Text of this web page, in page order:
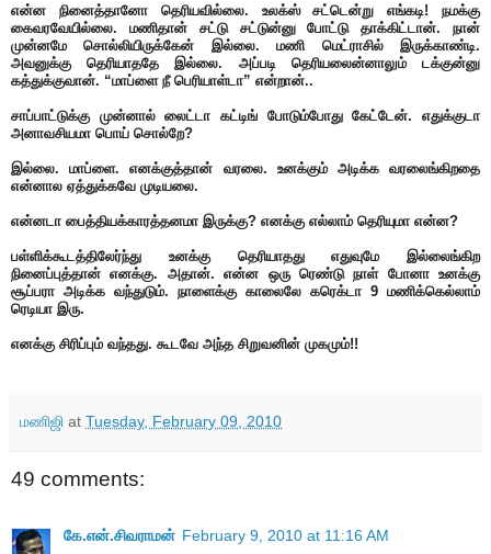
என்ன நினைத்தானோ தெரியவில்லை. உலக்ஸ் சட்டென்று எங்கடி! நமக்கு
கைவரவேயில்லை. மணிதான் சட்டு சட்டுன்னு போட்டு தாக்கிட்டான். நான்
முன்னமே சொல்லியிருக்கேன் இல்லை. மணி மெட்ராசில் இருக்காண்டி.
அவனுக்கு தெரியாததே இல்லை. அப்படி தெரியலைன்னாலும் டக்குன்னு
கத்துக்குவான். “மாப்ளை நீ பெரியாள்டா” என்றான்..
சாப்பாட்டுக்கு முன்னால் லைட்டா கட்டிங் போடும்போது கேட்டேன். எதுக்குடா
அனாவசியமா பொய் சொல்றே?
இல்லை. மாப்ளை. எனக்குத்தான் வரலை. உனக்கும் அடிக்க வரலைங்கிறதை
என்னால ஏத்துக்கவே முடியலை.
என்னடா பைத்தியக்காரத்தனமா இருக்கு? எனக்கு எல்லாம் தெரியுமா என்ன?
பள்ளிக்கூடத்திலேர்ந்து உனக்கு தெரியாதது எதுவுமே இல்லைங்கிற
நினைப்புத்தான் எனக்கு. அதான். என்ன ஒரு ரெண்டு நாள் போனா உனக்கு
சூப்பரா அடிக்க வந்துடும். நாளைக்கு காலைலே கரெக்டா 9 மணிக்கெல்லாம்
ரெடியா இரு.
எனக்கு சிரிப்பும் வந்தது. கூடவே அந்த சிறுவனின் முகமும்!!
மணிஜி at Tuesday, February 09, 2010
49 comments:
கே.என்.சிவராமன் February 9, 2010 at 11:16 AM